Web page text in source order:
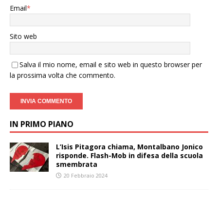
Email*
Sito web
Salva il mio nome, email e sito web in questo browser per
la prossima volta che commento.
IN PRIMO PIANO
L’Isis Pitagora chiama, Montalbano Jonico
risponde. Flash-Mob in difesa della scuola
smembrata
20 Febbraio 2024